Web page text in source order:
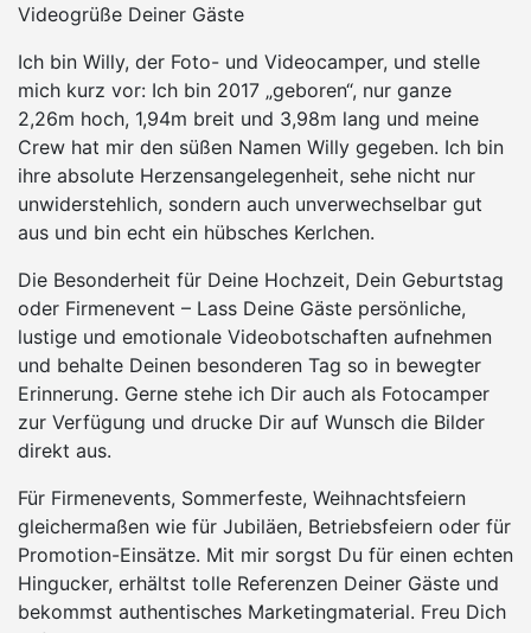
Videogrüße Deiner Gäste
Ich bin Willy, der Foto- und Videocamper, und stelle
mich kurz vor: Ich bin 2017 „geboren“, nur ganze
2,26m hoch, 1,94m breit und 3,98m lang und meine
Crew hat mir den süßen Namen Willy gegeben. Ich bin
ihre absolute Herzensangelegenheit, sehe nicht nur
unwiderstehlich, sondern auch unverwechselbar gut
aus und bin echt ein hübsches Kerlchen.
Die Besonderheit für Deine Hochzeit, Dein Geburtstag
oder Firmenevent – Lass Deine Gäste persönliche,
lustige und emotionale Videobotschaften aufnehmen
und behalte Deinen besonderen Tag so in bewegter
Erinnerung. Gerne stehe ich Dir auch als Fotocamper
zur Verfügung und drucke Dir auf Wunsch die Bilder
direkt aus.
Für Firmenevents, Sommerfeste, Weihnachtsfeiern
gleichermaßen wie für Jubiläen, Betriebsfeiern oder für
Promotion-Einsätze. Mit mir sorgst Du für einen echten
Hingucker, erhältst tolle Referenzen Deiner Gäste und
bekommst authentisches Marketingmaterial. Freu Dich